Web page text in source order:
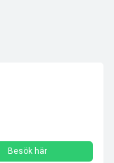
Besök här